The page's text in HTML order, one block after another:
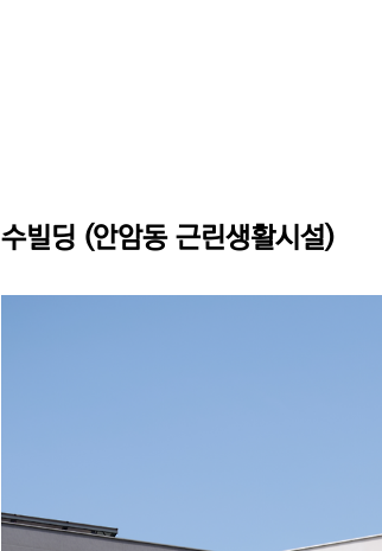
수빌딩 (안암동 근린생활시설)